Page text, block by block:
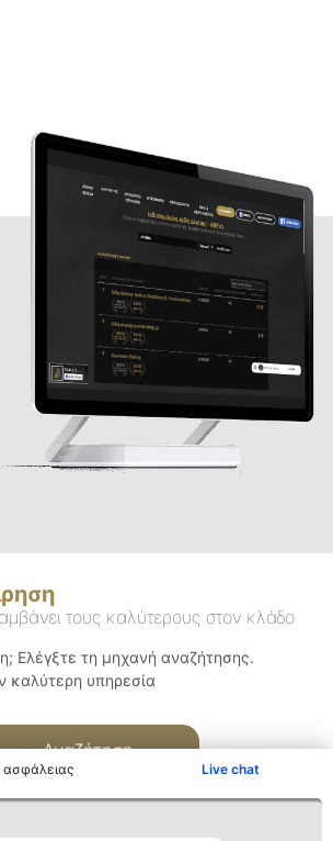
ασφάλειας Live chat
τους καλύτερους στον κλάδο
Ελέγξτε τη μηχανή αναζήτησης.
καλύτερη υπηρεσία
Αναζήτηση